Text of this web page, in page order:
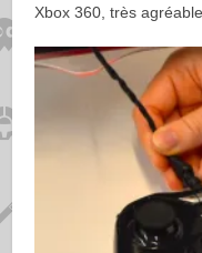
Xbox 360, très agréable.